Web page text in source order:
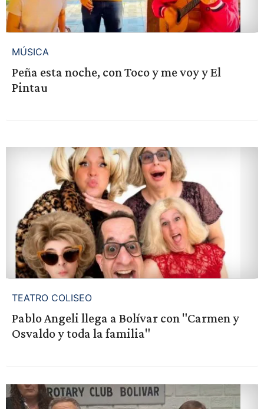
MÚSICA
Peña esta noche, con Toco y me voy y El
Pintau
TEATRO COLISEO
Pablo Angeli llega a Bolívar con "Carmen y
Osvaldo y toda la familia"